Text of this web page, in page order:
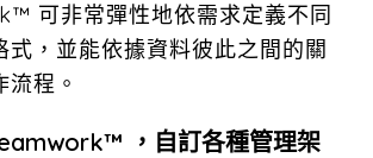
可非常彈性地依需求定義不同
式，並能依據資料彼此之間的關
程。
，自訂各種管理架